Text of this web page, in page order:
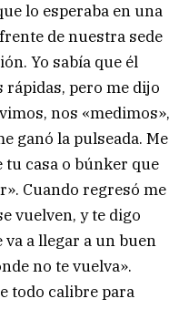
lo esperaba en una
de nuestra sede
Yo sabía que él
rápidas, pero me dijo
nos «medimos»,
ganó la pulseada. Me
tu casa o búnker que
Cuando regresó me
vuelven, y te digo
a llegar a un buen
no te vuelva».
todo calibre para